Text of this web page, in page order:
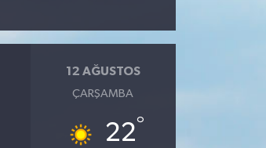
12 AĞUSTOS
ÇARŞAMBA
22°